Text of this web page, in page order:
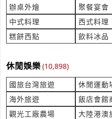
產業:紡織巾襪服裝製造代理
來自:新OO建OO限OO 詢價
時間:08/07 10:36
***emonism23@gmail.com
大中小單價 有此需求 請協助報
產業:塑料塗料橡膠
來自:百OO際OO有OO司 詢價
時間:08/07 10:27
***chasing@happy-life-
辦桌外燴
聚餐宴會
中式料理
西式料理
糕餅西點
飲料冰品
休閒娛樂(10,898)
國旅台灣旅遊
休閒運動
海外旅遊
飯店會館
觀光工廠農場
大陸港澳